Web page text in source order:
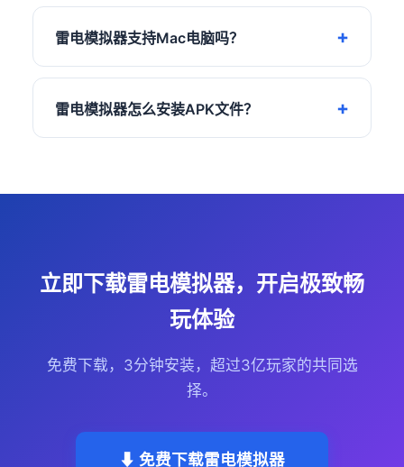
雷电模拟器支持Mac电脑吗？
雷电模拟器怎么安装APK文件？
立即下载雷电模拟器，开启极致畅
玩体验
免费下载，3分钟安装，超过3亿玩家的共同选
择。
⬇ 免费下载雷电模拟器